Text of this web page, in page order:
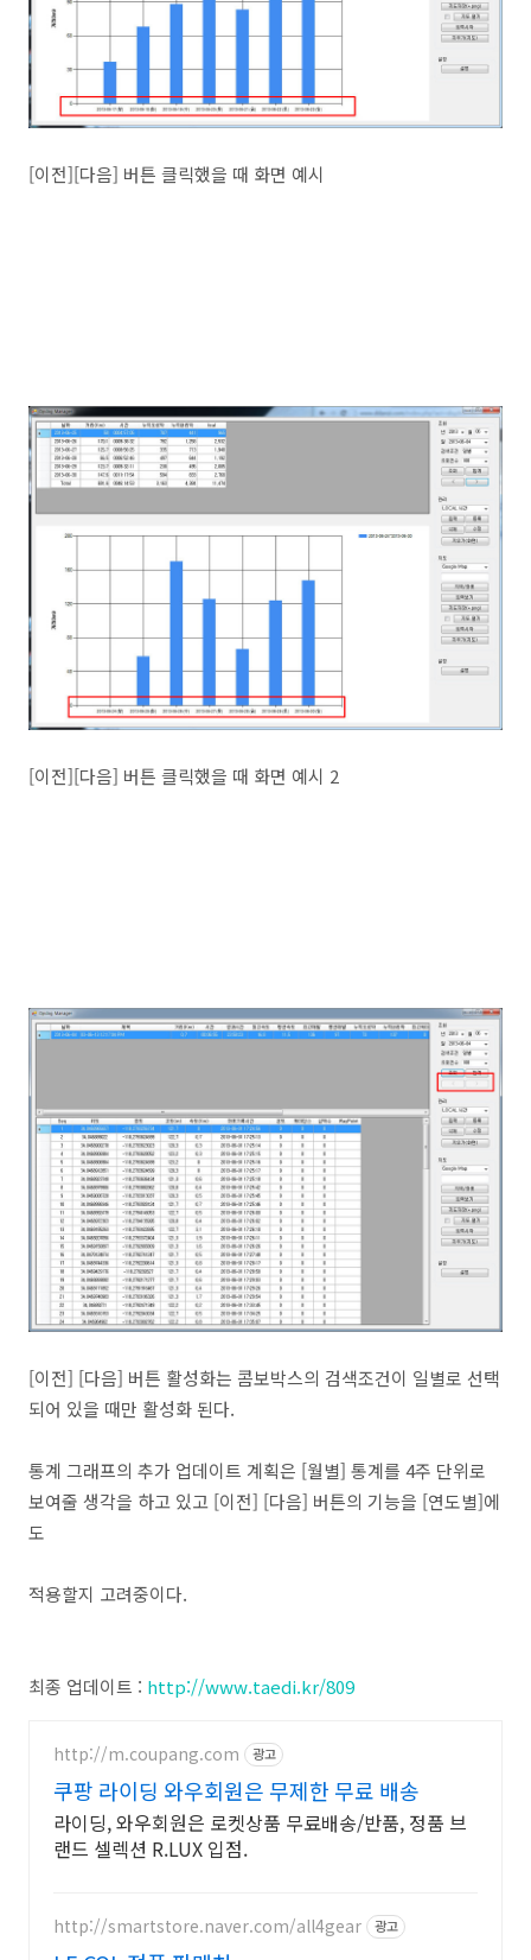
[이전][다음] 버튼 클릭했을 때 화면 예시
[이전][다음] 버튼 클릭했을 때 화면 예시 2
[이전] [다음] 버튼 활성화는 콤보박스의 검색조건이 일별로 선택
되어 있을 때만 활성화 된다.
통계 그래프의 추가 업데이트 계획은 [월별] 통계를 4주 단위로
보여줄 생각을 하고 있고 [이전] [다음] 버튼의 기능을 [연도별]에
도
적용할지 고려중이다.
최종 업데이트 : http://www.taedi.kr/809
http://m.coupang.com 광고
쿠팡 라이딩 와우회원은 무제한 무료 배송
라이딩, 와우회원은 로켓상품 무료배송/반품, 정품 브
랜드 셀렉션 R.LUX 입점.
http://smartstore.naver.com/all4gear 광고